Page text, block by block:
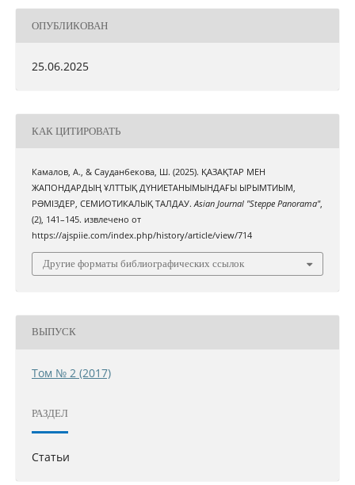
ОПУБЛИКОВАН
25.06.2025
КАК ЦИТИРОВАТЬ
Камалов, А., & Сауданбекова, Ш. (2025). ҚАЗАҚТАР МЕН
ЖАПОНДАРДЫҢ ҰЛТТЫҚ ДҮНИЕТАНЫМЫНДАҒЫ ЫРЫМТИЫМ,
РƏМІЗДЕР, СЕМИОТИКАЛЫҚ ТАЛДАУ.Asian Journal "Steppe Panorama",
(2), 141–145. извлечено от
https://ajspiie.com/index.php/history/article/view/714
Другие форматы библиографических ссылок
ВЫПУСК
Том № 2 (2017)
РАЗДЕЛ
Статьи